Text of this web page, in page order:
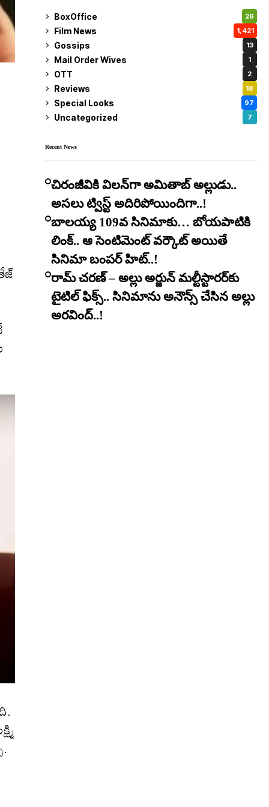
BoxOffice 26
Film News 1,421
Gossips 13
Mail Order Wives 1
OTT 2
Reviews 18
Special Looks 97
Uncategorized 7
Recent News
చిరంజీవికి విలన్‌గా అమితాబ్ అల్లుడు..
అసలు ట్విస్ట్ అదిరిపోయిందిగా..!
బాలయ్య 109వ సినిమాకు… బోయపాటికి
లింక్.. ఆ సెంటిమెంట్ వర్కౌట్ అయితే
సినిమా బంపర్ హిట్..!
రామ్ చరణ్ – అల్లు అర్జున్ మల్టీస్టారర్​కు
టైటిల్ ఫిక్స్.. సినిమాను అనౌన్స్ చేసిన అల్లు
అరవింద్..!